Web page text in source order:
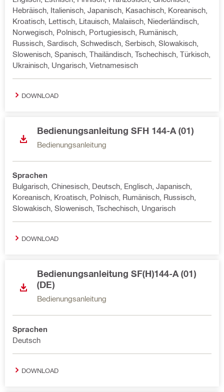
Hebräisch, Italienisch, Japanisch, Kasachisch, Koreanisch,
Kroatisch, Lettisch, Litauisch, Malaiisch, Niederländisch,
Norwegisch, Polnisch, Portugiesisch, Rumänisch,
Russisch, Sardisch, Schwedisch, Serbisch, Slowakisch,
Slowenisch, Spanisch, Thailändisch, Tschechisch, Türkisch,
Ukrainisch, Ungarisch, Vietnamesisch
DOWNLOAD
Bedienungsanleitung SFH 144-A (01)
Bedienungsanleitung
Sprachen
Bulgarisch, Chinesisch, Deutsch, Englisch, Japanisch,
Koreanisch, Kroatisch, Polnisch, Rumänisch, Russisch,
Slowakisch, Slowenisch, Tschechisch, Ungarisch
DOWNLOAD
Bedienungsanleitung SF(H)144-A (01)
(DE)
Bedienungsanleitung
Sprachen
Deutsch
DOWNLOAD